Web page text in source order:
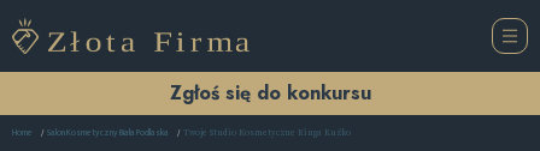
Zgłoś się do konkursu
Home Salon Kosmetyczny Biała Podlaska Twoje Studio Kosmetyczne Kinga Kuźko